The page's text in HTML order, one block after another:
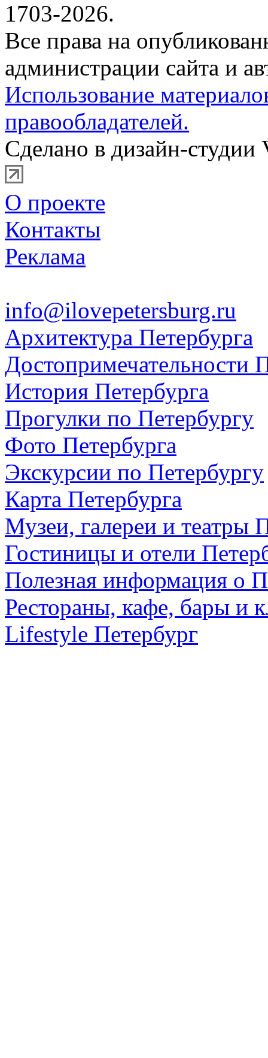
1703-2026.
Все права на
администрации сайта и
Использование
правообладателей.
Сделано в дизайн-студии
О проекте
Контакты
Реклама
info@ilovepetersburg.ru
Архитектура Петербурга
Достопримечательности
История Петербурга
Прогулки по Петербургу
Фото Петербурга
Экскурсии по Петербургу
Карта Петербурга
Музеи, галереи и театры
Гостиницы и отели
Полезная информация о
Рестораны, кафе, бары и
Lifestyle Петербург